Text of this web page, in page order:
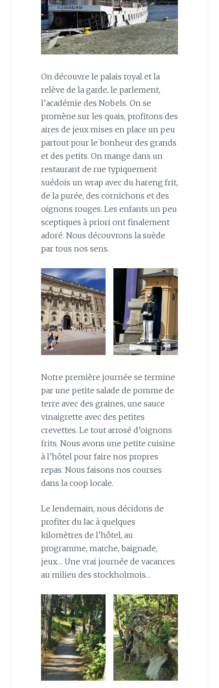
On découvre le palais royal et la
relève de la garde, le parlement,
l’académie des Nobels. On se
promène sur les quais, profitons des
aires de jeux mises en place un peu
partout pour le bonheur des grands
et des petits. On mange dans un
restaurant de rue typiquement
suédois un wrap avec du hareng frit,
de la purée, des cornichons et des
oignons rouges. Les enfants un peu
sceptiques à priori ont finalement
adoré. Nous découvrons la suède
par tous nos sens.
Notre première journée se termine
par une petite salade de pomme de
terre avec des graines, une sauce
vinaigrette avec des petites
crevettes. Le tout arrosé d’oignons
frits. Nous avons une petite cuisine
à l’hôtel pour faire nos propres
repas. Nous faisons nos courses
dans la coop locale.
Le lendemain, nous décidons de
profiter du lac à quelques
kilomètres de l’hôtel, au
programme, marche, baignade,
jeux… Une vrai journée de vacances
au milieu des stockholmois…